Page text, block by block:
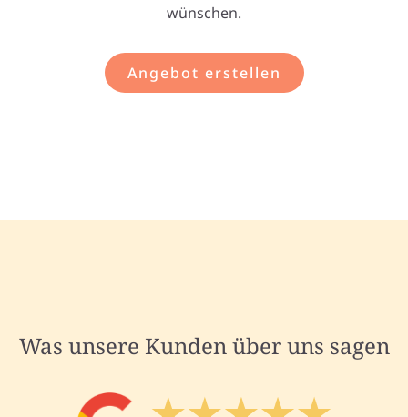
wünschen.
Angebot erstellen
Was unsere Kunden über uns sagen